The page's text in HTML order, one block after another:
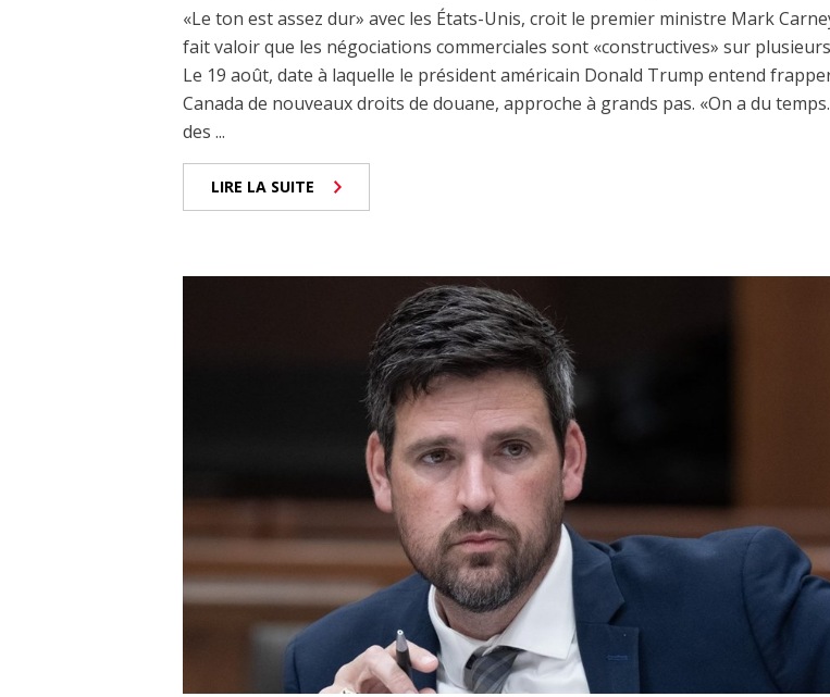
«Le ton est assez dur» avec les États-Unis, croit le premier ministre Mark
fait valoir que les négociations commerciales sont «constructives» sur
Le 19 août, date à laquelle le président américain Donald Trump entend
Canada de nouveaux droits de douane, approche à grands pas. «On a du
des ...
LIRE LA SUITE